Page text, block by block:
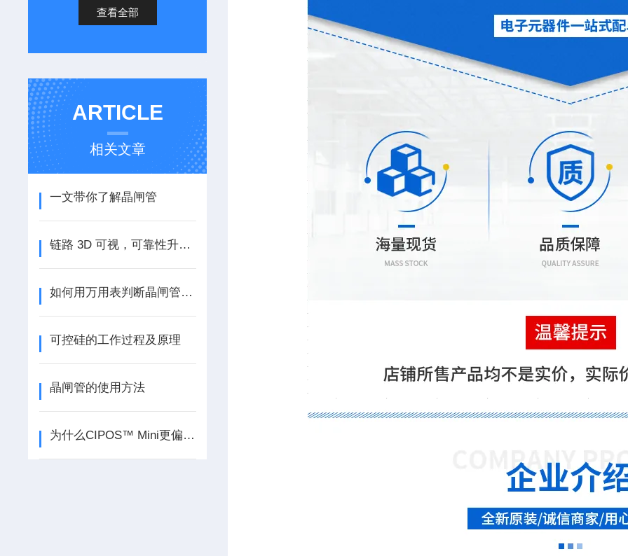
查看全部
ARTICLE
相关文章
一文带你了解晶闸管
链路 3D 可视，可靠性升级！伊顿电源 Power Cube 电力模块“智慧管家”
如何用万用表判断晶闸管电极？
可控硅的工作过程及原理
晶闸管的使用方法
为什么CIPOS™ Mini更偏向于使用IGBT芯片，而非Si MOSFET？